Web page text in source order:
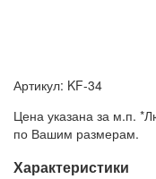
Артикул: KF-34
Цена указана за м.п.
по Вашим размерам.
Характеристики